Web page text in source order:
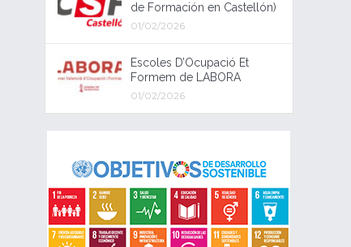
de Formación en Castellón)
01/02/2026
Escoles D’Ocupació Et
Formem de LABORA
01/02/2026